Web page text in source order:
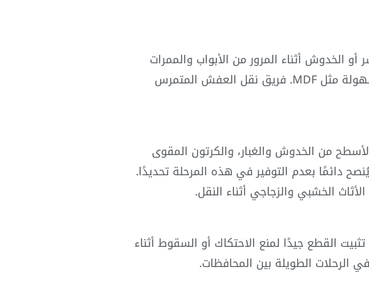
الخدوش أثناء المرور من الأبواب والممرات
الضيقة. هذه الخطوة تحتاج مهارة، خاصة مع الأثاث الحديث المصنوع من مواد قابلة للتلف بسهولة مثل MDF. فريق نقل العفش المتمرس
من الخدوش والغبار، والكرتون المقوى
دائمًا بعدم التوفير في هذه المرحلة تحديدًا.
الخشبي والزجاجي أثناء النقل.
القطع جيدًا لمنع الاحتكاك أو السقوط أثناء
الرحلات الطويلة بين المحافظات.